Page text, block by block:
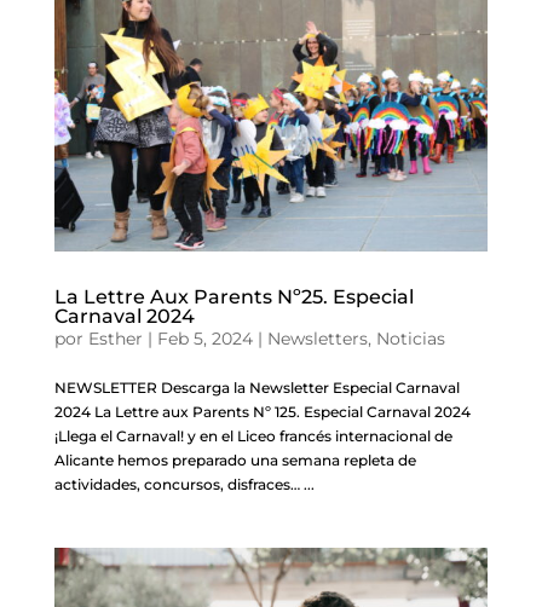
La Lettre Aux Parents Nº25. Especial
Carnaval 2024
por Esther | Feb 5, 2024| Newsletters, Noticias
NEWSLETTER Descarga la Newsletter Especial Carnaval
2024 La Lettre aux Parents Nº 125. Especial Carnaval 2024
¡Llega el Carnaval! y en el Liceo francés internacional de
Alicante hemos preparado una semana repleta de
actividades, concursos, disfraces… ...